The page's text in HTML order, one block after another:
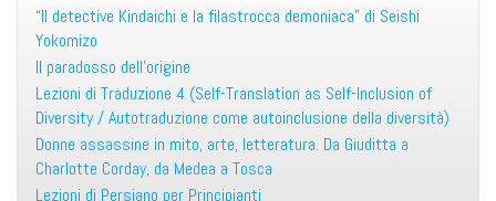
“Il detective Kindaichi e la filastrocca demoniaca” di Seishi
Yokomizo
Il paradosso dell’origine
Lezioni di Traduzione 4 (Self-Translation as Self-Inclusion of
Diversity / Autotraduzione come autoinclusione della diversità)
Donne assassine in mito, arte, letteratura. Da Giuditta a
Charlotte Corday, da Medea a Tosca
Lezioni di Persiano per Principianti